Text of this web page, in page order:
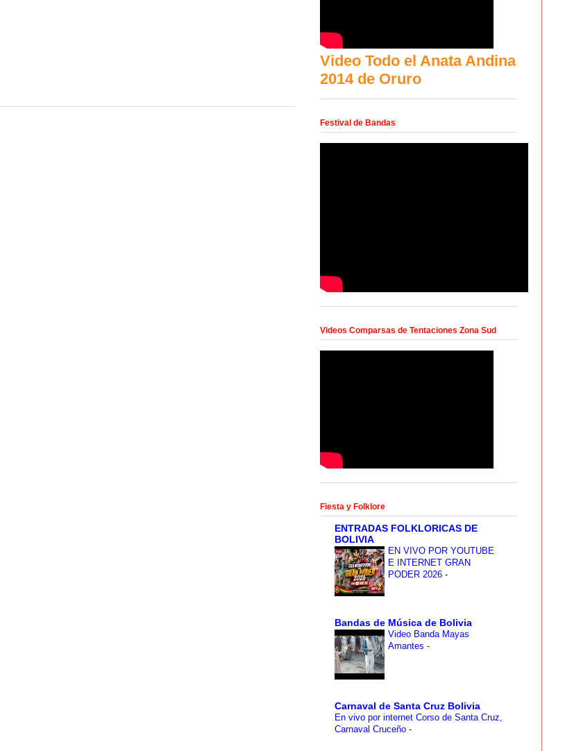
Video Todo el Anata Andina
2014 de Oruro
Festival de Bandas
Videos Comparsas de Tentaciones Zona Sud
Fiesta y Folklore
ENTRADAS FOLKLORICAS DE
BOLIVIA
EN VIVO POR YOUTUBE
E INTERNET GRAN
PODER 2026 -
Bandas de Música de Bolivia
Video Banda Mayas
Amantes -
Carnaval de Santa Cruz Bolivia
En vivo por internet Corso de Santa Cruz,
Carnaval Cruceño -